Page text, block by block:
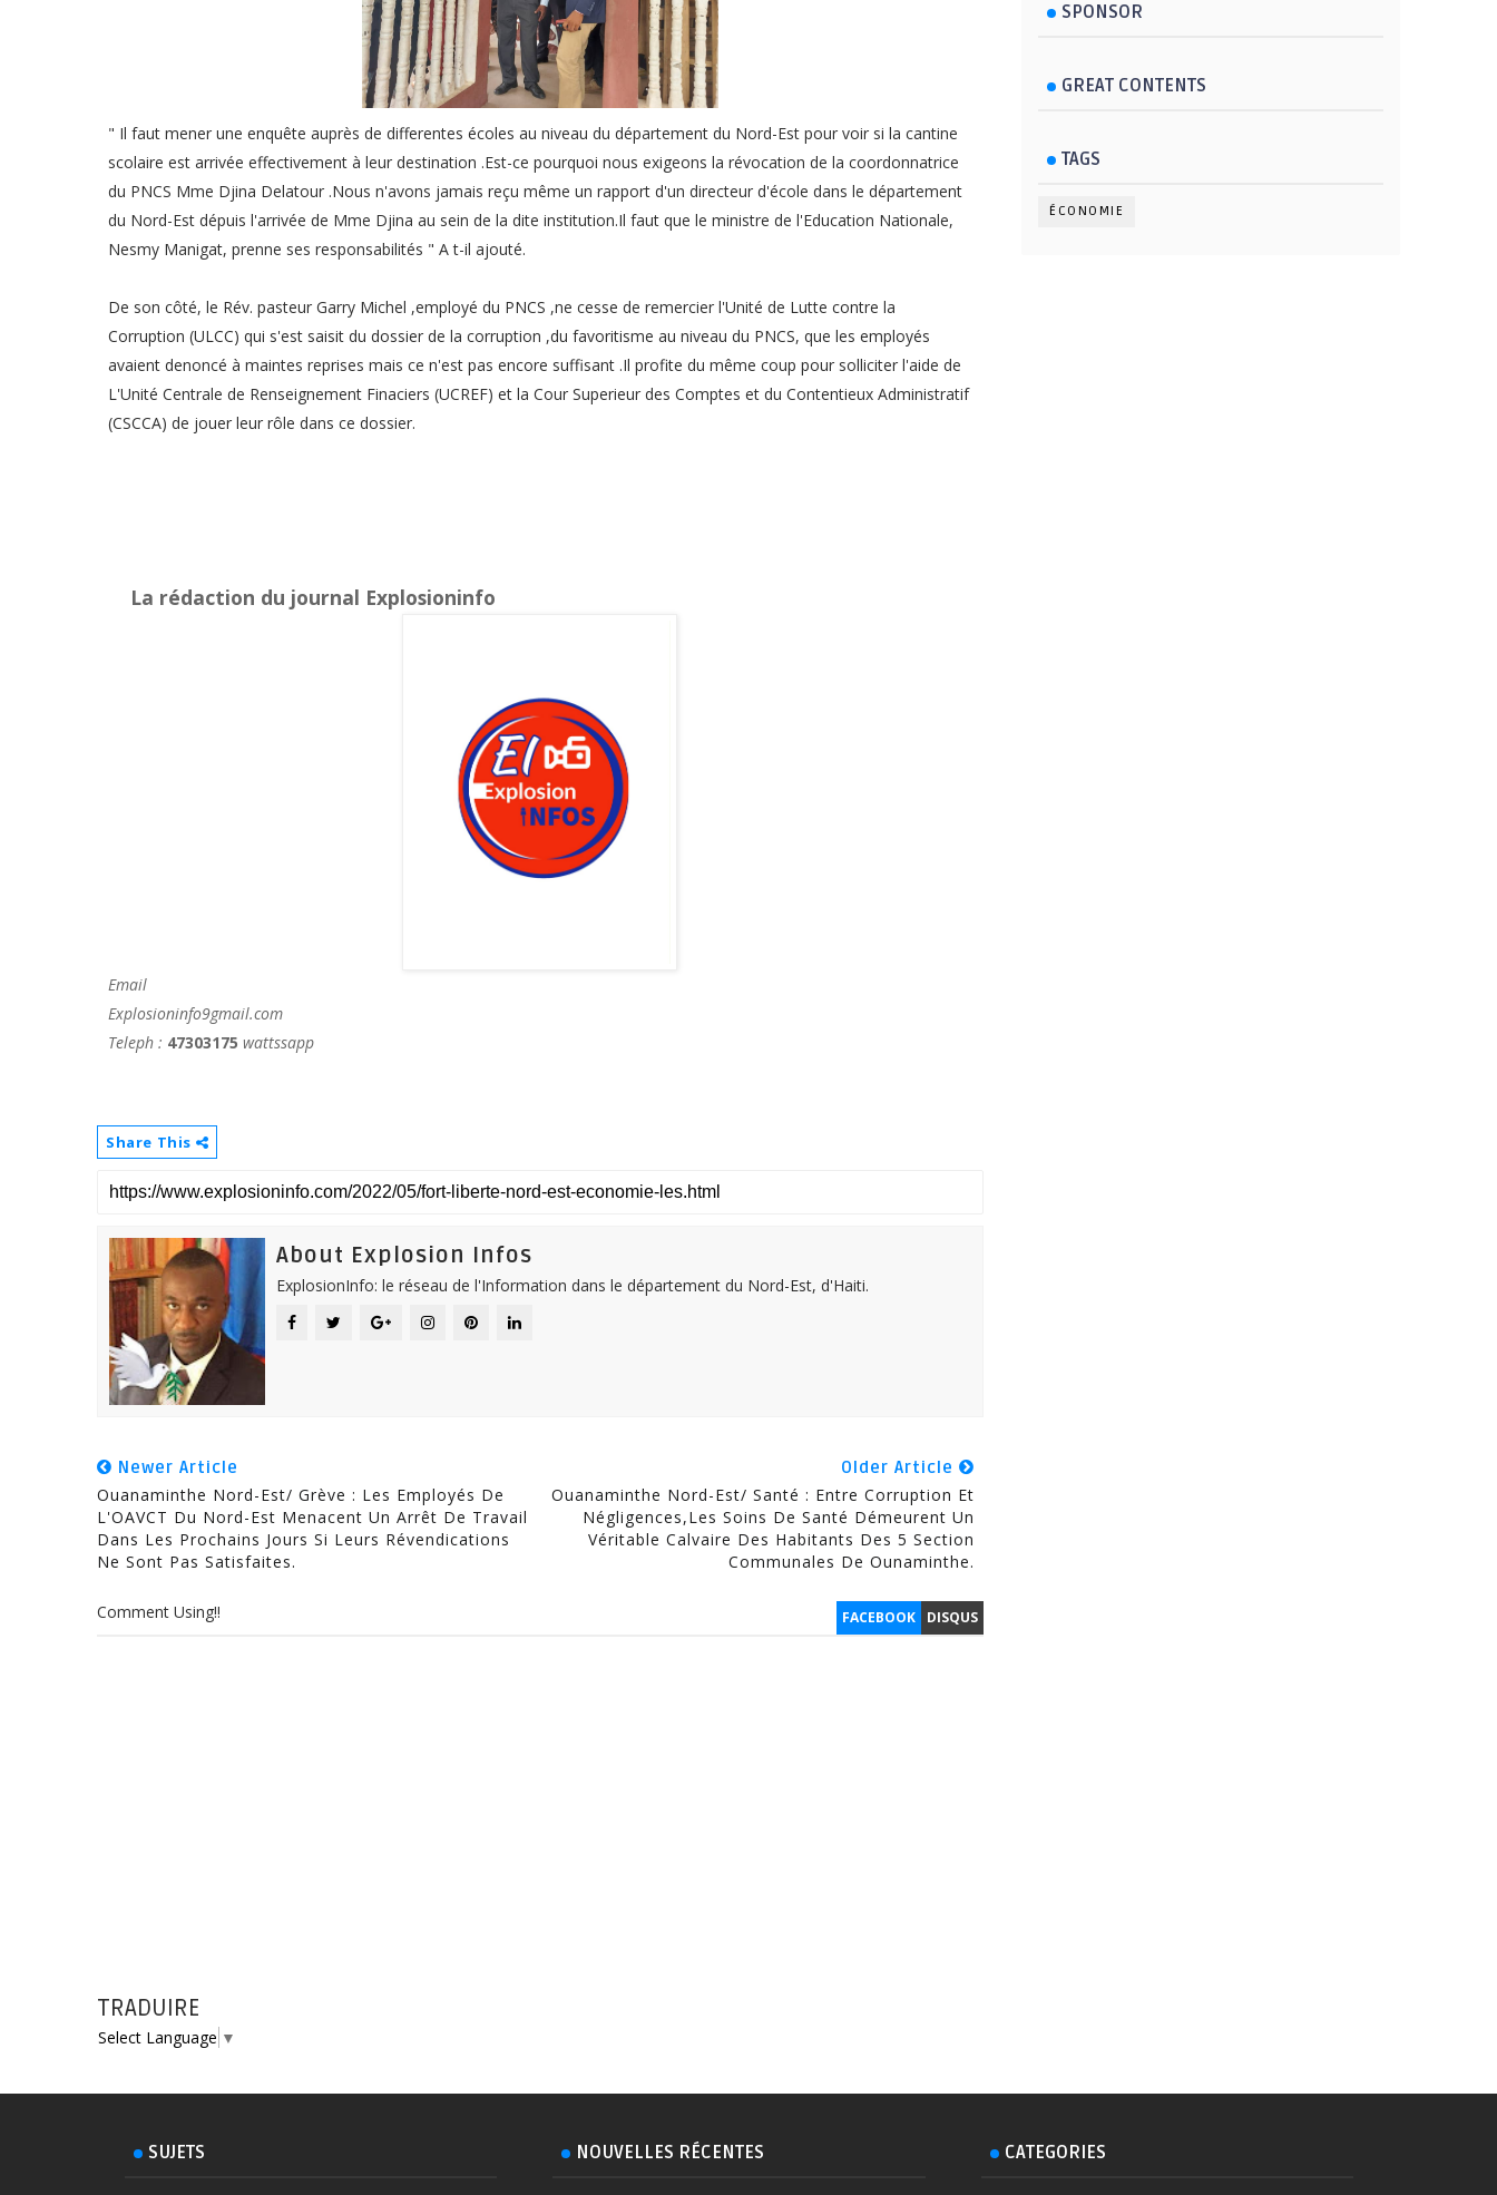
" Il faut mener une enquête auprès de differentes écoles au niveau du département du Nord-Est pour voir si la cantine
scolaire est arrivée effectivement à leur destination .Est-ce pourquoi nous exigeons la révocation de la coordonnatrice
du PNCS Mme Djina Delatour .Nous n'avons jamais reçu même un rapport d'un directeur d'école dans le département
du Nord-Est dépuis l'arrivée de Mme Djina au sein de la dite institution.Il faut que le ministre de l'Education Nationale,
Nesmy Manigat, prenne ses responsabilités " A t-il ajouté.
De son côté, le Rév. pasteur Garry Michel ,employé du PNCS ,ne cesse de remercier l'Unité de Lutte contre la
Corruption (ULCC) qui s'est saisit du dossier de la corruption ,du favoritisme au niveau du PNCS, que les employés
avaient denoncé à maintes reprises mais ce n'est pas encore suffisant .Il profite du même coup pour solliciter l'aide de
L'Unité Centrale de Renseignement Finaciers (UCREF) et la Cour Superieur des Comptes et du Contentieux Administratif
(CSCCA) de jouer leur rôle dans ce dossier.
La rédaction du journal Explosioninfo
Email
Explosioninfo9gmail.com
Teleph : 47303175 wattssapp
Share This
About Explosion Infos
ExplosionInfo: le réseau de l'Information dans le département du Nord-Est, d'Haiti.
Newer Article
Ouanaminthe Nord-Est/ Grève : Les Employés De
L'OAVCT Du Nord-Est Menacent Un Arrêt De Travail
Dans Les Prochains Jours Si Leurs Révendications
Ne Sont Pas Satisfaites.
Older Article
Ouanaminthe Nord-Est/ Santé : Entre Corruption Et
Négligences,les Soins De Santé Démeurent Un
Véritable Calvaire Des Habitants Des 5 Section
Communales De Ounaminthe.
FACEBOOK DISQUS
Comment Using!!
TRADUIRE
Select Language ▼
SPONSOR
GREAT CONTENTS
TAGS
ÉCONOMIE
SUJETS NOUVELLES RÉCENTES CATEGORIES